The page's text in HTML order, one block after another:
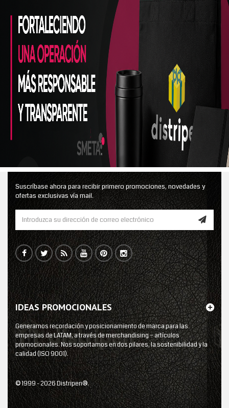
Suscríbase ahora para recibir primero promociones, novedades y
ofertas exclusivas vía mail.
IDEAS PROMOCIONALES
Generamos recordación y posicionamiento de marca para las
empresas de LATAM, a través de merchandising – artículos
promocionales. Nos soportamos en dos pilares, la sostenibilidad y la
calidad (ISO 9001).
© 1999 - 2026 Distripen®.